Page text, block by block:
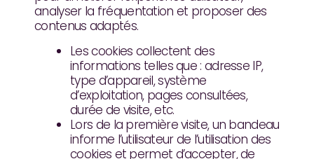
analyser la fréquentation et proposer des
contenus adaptés.
Les cookies collectent des
informations telles que : adresse IP,
type d’appareil, système
d’exploitation, pages consultées,
durée de visite, etc.
Lors de la première visite, un bandeau
informe l’utilisateur de l’utilisation des
cookies et permet d’accepter, de